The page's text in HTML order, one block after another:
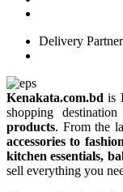
Delivery Partner
Kenakata.com.bd is
shopping
products. From the
accessories to
kitchen essentials,
sell everything you